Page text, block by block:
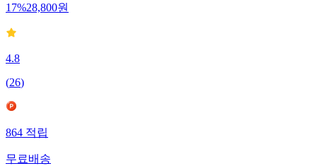
17%28,800원
4.8
(26)
864 적립
무료배송